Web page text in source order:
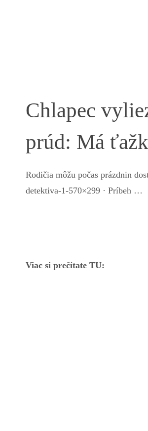
Chlapec
prúd: Má
Rodičia môžu počas prázdnin
detektiva-1-570×299 · Príbeh …
Viac si prečítate TU: